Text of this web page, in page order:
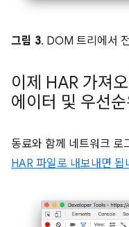
그림 3. DOM 트리에서
이제 HAR 가져
에이터 및 우선
동료와 함께 네트워크 로
HAR 파일로 내보내면 됩